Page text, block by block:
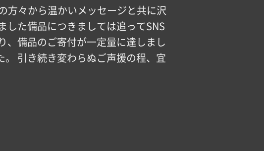
方々から温かいメッセージと共に沢
した備品につきましては追ってSNS
、備品のご寄付が一定量に達しまし
引き続き変わらぬご声援の程、宜